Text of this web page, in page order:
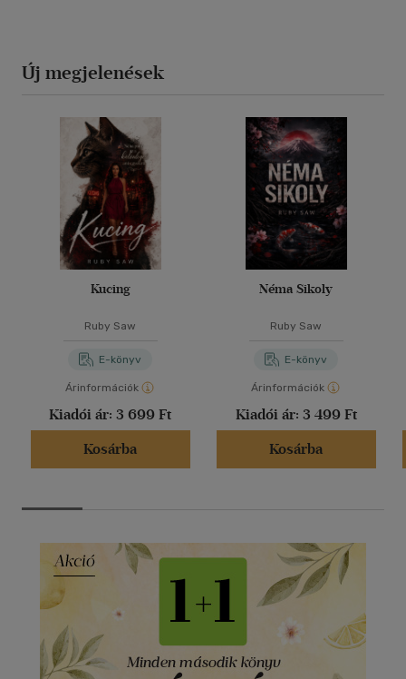
Új megjelenések
Kucing
Ruby Saw
E-könyv
Árinformációk
Kiadói ár: 3 699 Ft
Kosárba
Néma Sikoly
Ruby Saw
E-könyv
Árinformációk
Kiadói ár: 3 499 Ft
Kosárba